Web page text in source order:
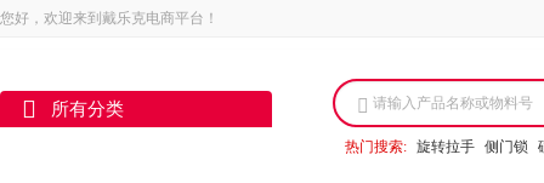
您好，欢迎来到戴乐克电商平台！
所有分类 请输入产品名称或物料号
热门搜索: 旋转拉手 侧门锁